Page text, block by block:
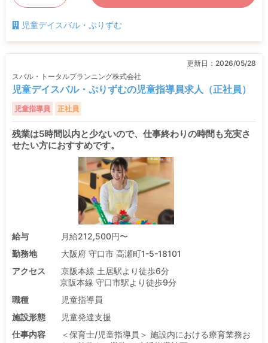
児童デイスバル・ぷりずむ
更新日： 2026/05/28
スバル・トータルプランニング株式会社
児童デイスバル・ぷりずむの児童指導員求人（正社員）
児童指導員 正社員
残業は5時間以内と少ないので、仕事終わりの時間も充実さ
せたい方におすすめです。
給与
月給212,500円〜
勤務地
大阪府 守口市 高瀬町1-5-18101
アクセス
京阪本線 土居駅より徒歩6分
京阪本線 守口市駅より徒歩9分
職種
児童指導員
施設形態
児童発達支援
仕事内容
＜保育士/児童指導員＞ 施設内における療育業務お